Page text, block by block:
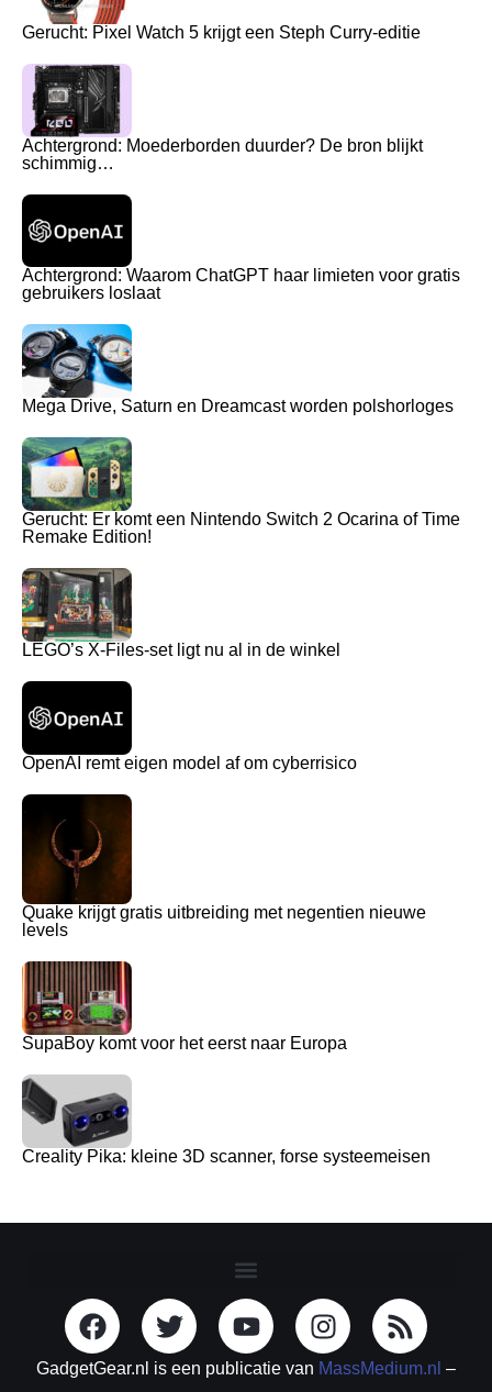
Gerucht: Pixel Watch 5 krijgt een Steph Curry-editie
Achtergrond: Moederborden duurder? De bron blijkt
schimmig…
Achtergrond: Waarom ChatGPT haar limieten voor gratis
gebruikers loslaat
Mega Drive, Saturn en Dreamcast worden polshorloges
Gerucht: Er komt een Nintendo Switch 2 Ocarina of Time
Remake Edition!
LEGO’s X-Files-set ligt nu al in de winkel
OpenAI remt eigen model af om cyberrisico
Quake krijgt gratis uitbreiding met negentien nieuwe
levels
SupaBoy komt voor het eerst naar Europa
Creality Pika: kleine 3D scanner, forse systeemeisen
GadgetGear.nl is een publicatie van MassMedium.nl –